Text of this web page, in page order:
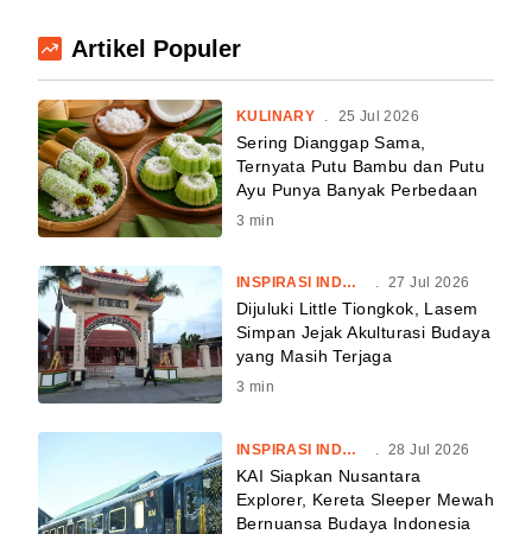
Artikel Populer
KULINARY . 25 Jul 2026
Sering Dianggap Sama,
Ternyata Putu Bambu dan Putu
Ayu Punya Banyak Perbedaan
3 min
INSPIRASI INDONESIA . 27 Jul 2026
Dijuluki Little Tiongkok, Lasem
Simpan Jejak Akulturasi Budaya
yang Masih Terjaga
3 min
INSPIRASI INDONESIA 28 Jul 2026
KAI Siapkan Nusantara
Explorer, Kereta Sleeper Mewah
Bernuansa Budaya Indonesia